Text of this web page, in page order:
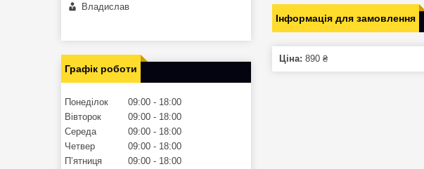
Інформація для замовлення
Ціна: 890 ₴
Владислав
Графік роботи
Понеділок 09:00
18:00
Вівторок
09:00
18:00
Середа
09:00
18:00
Четвер
09:00
18:00
Пʼятниця
09:00
18:00